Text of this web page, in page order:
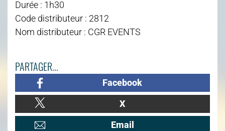
Durée : 1h30
Code distributeur : 2812
Nom distributeur : CGR EVENTS
PARTAGER...
Facebook
X
Email